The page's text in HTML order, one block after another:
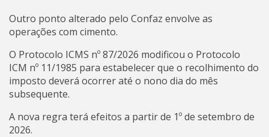
Outro ponto alterado pelo Confaz envolve as
operações com cimento.
O Protocolo ICMS nº 87/2026 modificou o Protocolo
ICM nº 11/1985 para estabelecer que o recolhimento do
imposto deverá ocorrer até o nono dia do mês
subsequente.
A nova regra terá efeitos a partir de 1º de setembro de
2026.